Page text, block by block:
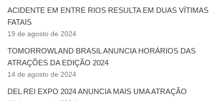
ACIDENTE EM ENTRE RIOS RESULTA EM DUAS VÍTIMAS
FATAIS
19 de agosto de 2024
TOMORROWLAND BRASIL ANUNCIA HORÁRIOS DAS
ATRAÇÕES DA EDIÇÃO 2024
14 de agosto de 2024
DEL REI EXPO 2024 ANUNCIA MAIS UMA ATRAÇÃO